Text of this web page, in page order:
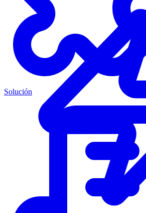
Solución